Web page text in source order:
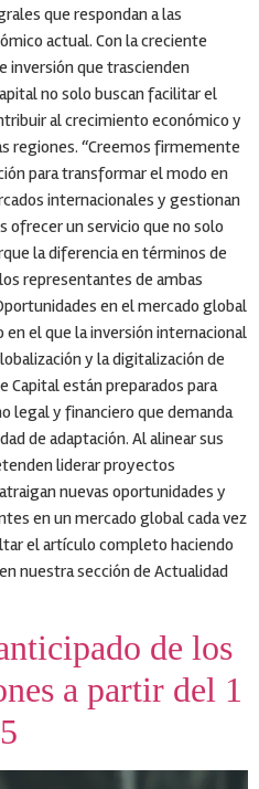
que respondan a las
actual. Con la creciente
inversión que trascienden
no solo buscan facilitar el
al crecimiento económico y
regiones. “Creemos firmemente
para transformar el modo en
internacionales y gestionan
ofrecer un servicio que no solo
la diferencia en términos de
representantes de ambas
en el mercado global
el que la inversión internacional
y la digitalización de
Capital están preparados para
legal y financiero que demanda
de adaptación. Al alinear sus
liderar proyectos
nuevas oportunidades y
en un mercado global cada vez
el artículo completo haciendo
nuestra sección de Actualidad
de los
a partir del 1